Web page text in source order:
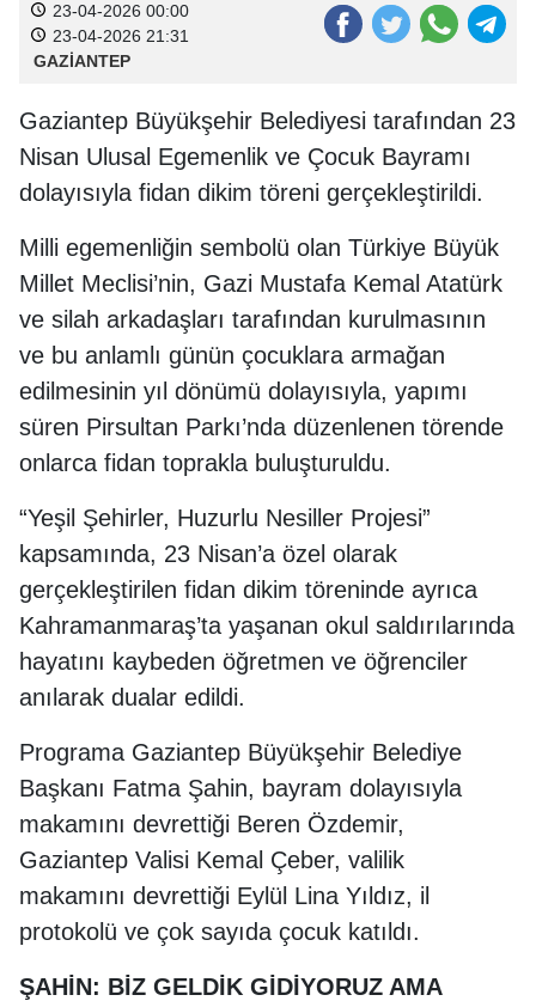
23-04-2026 00:00
23-04-2026 21:31
GAZİANTEP
Gaziantep Büyükşehir Belediyesi tarafından 23
Nisan Ulusal Egemenlik ve Çocuk Bayramı
dolayısıyla fidan dikim töreni gerçekleştirildi.
Milli egemenliğin sembolü olan Türkiye Büyük
Millet Meclisi’nin, Gazi Mustafa Kemal Atatürk
ve silah arkadaşları tarafından kurulmasının
ve bu anlamlı günün çocuklara armağan
edilmesinin yıl dönümü dolayısıyla, yapımı
süren Pirsultan Parkı’nda düzenlenen törende
onlarca fidan toprakla buluşturuldu.
“Yeşil Şehirler, Huzurlu Nesiller Projesi”
kapsamında, 23 Nisan’a özel olarak
gerçekleştirilen fidan dikim töreninde ayrıca
Kahramanmaraş’ta yaşanan okul saldırılarında
hayatını kaybeden öğretmen ve öğrenciler
anılarak dualar edildi.
Programa Gaziantep Büyükşehir Belediye
Başkanı Fatma Şahin, bayram dolayısıyla
makamını devrettiği Beren Özdemir,
Gaziantep Valisi Kemal Çeber, valilik
makamını devrettiği Eylül Lina Yıldız, il
protokolü ve çok sayıda çocuk katıldı.
ŞAHİN: BİZ GELDİK GİDİYORUZ AMA